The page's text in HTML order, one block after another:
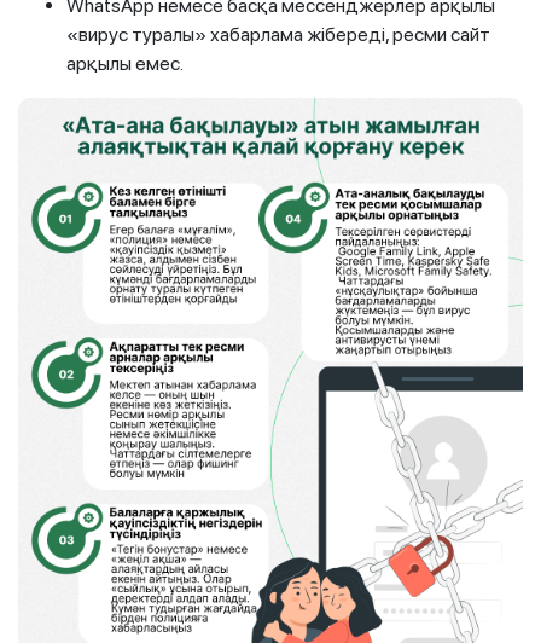
WhatsApp немесе басқа мессенджерлер арқылы
«вирус туралы» хабарлама жібереді, ресми сайт
арқылы емес.